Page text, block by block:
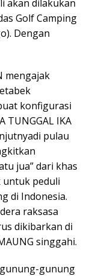
akan dilakukan
Golf Camping
Dengan
mengajak
konfigurasi
TUNGGAL IKA
pulau
jua” dari khas
untuk peduli
di Indonesia.
raksasa
dikibarkan di
singgahi.
gunung